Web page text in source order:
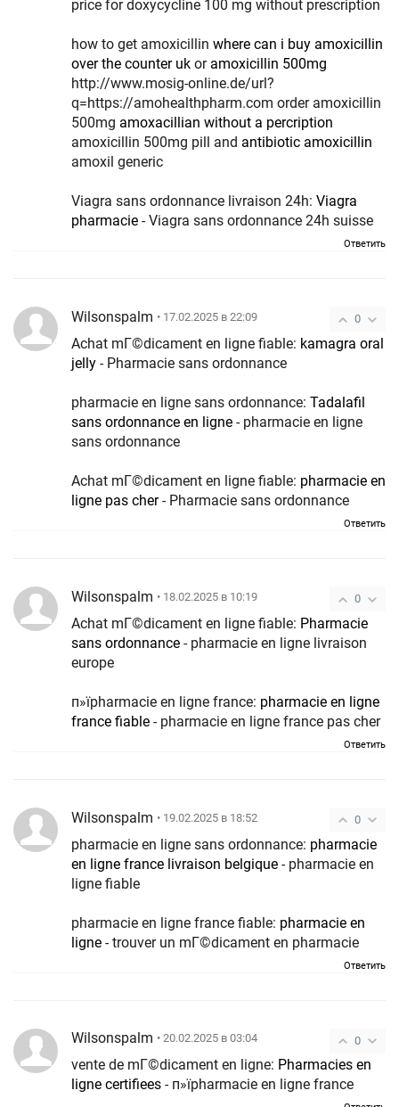
price for doxycycline 100 mg without prescription
how to get amoxicillin where can i buy amoxicillin
over the counter uk or amoxicillin 500mg
http://www.mosig-online.de/url?
q=https://amohealthpharm.com order amoxicillin
500mg amoxacillian without a percription
amoxicillin 500mg pill and antibiotic amoxicillin
amoxil generic
Viagra sans ordonnance livraison 24h: Viagra
pharmacie - Viagra sans ordonnance 24h suisse
Ответить
0
Wilsonspalm • 17.02.2025 в 22:09
Achat mГ©dicament en ligne fiable: kamagra oral
jelly - Pharmacie sans ordonnance
pharmacie en ligne sans ordonnance: Tadalafil
sans ordonnance en ligne - pharmacie en ligne
sans ordonnance
Achat mГ©dicament en ligne fiable: pharmacie en
ligne pas cher- Pharmacie sans ordonnance
Ответить
0
Wilsonspalm • 18.02.2025 в 10:19
Achat mГ©dicament en ligne fiable: Pharmacie
sans ordonnance - pharmacie en ligne livraison
europe
п»їpharmacie en ligne france: pharmacie en ligne
france fiable - pharmacie en ligne france pas cher
Ответить
0
Wilsonspalm • 19.02.2025 в 18:52
pharmacie en ligne sans ordonnance: pharmacie
en ligne france livraison belgique - pharmacie en
ligne fiable
pharmacie en ligne france fiable: pharmacie en
ligne - trouver un mГ©dicament en pharmacie
Ответить
0
Wilsonspalm • 20.02.2025 в 03:04
vente de mГ©dicament en ligne: Pharmacies en
ligne certifiees - п»їpharmacie en ligne france